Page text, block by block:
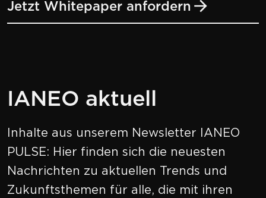
Jetzt Whitepaper anfordern
IANEO aktuell
Inhalte aus unserem Newsletter IANEO
PULSE: Hier finden sich die neuesten
Nachrichten zu aktuellen Trends und
Zukunftsthemen für alle, die mit ihren